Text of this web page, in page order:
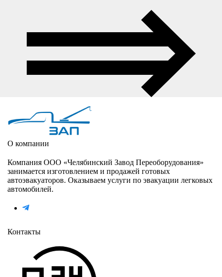
О компании
Компания ООО «Челябинский Завод Переоборудования»
занимается изготовлением и продажей готовых
автоэвакуаторов. Оказываем услуги по эвакуации легковых
автомобилей.
Контакты